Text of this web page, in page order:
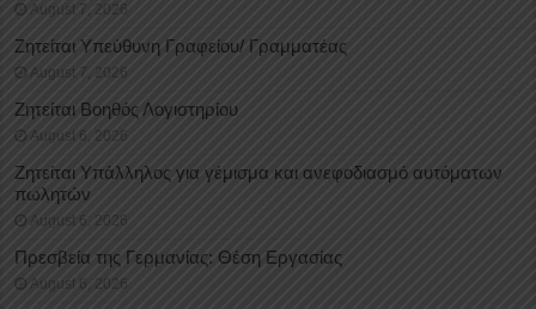
August 7, 2026
Ζητείται Υπεύθυνη Γραφείου/ Γραμματέας
August 7, 2026
Ζητείται Βοηθός Λογιστηρίου
August 6, 2026
Ζητείται Υπάλληλος για γέμισμα και ανεφοδιασμό αυτόματων
πωλητών
August 6, 2026
Πρεσβεία της Γερμανίας: Θέση Εργασίας
August 6, 2026